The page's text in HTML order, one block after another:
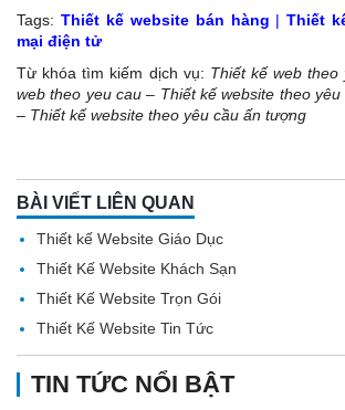
Tags: Thiết kế website bán hàng |Thiết
mại điện tử
Từ khóa tìm kiếm dịch vụ: Thiết kế web theo
web theo yeu cau – Thiết kế website theo
– Thiết kế website theo yêu cầu ấn tượng
BÀI VIẾT LIÊN QUAN
Thiết kế Website Giáo Dục
Thiết Kế Website Khách Sạn
Thiết Kế Website Trọn Gói
Thiết Kế Website Tin Tức
TIN TỨC NỔI BẬT